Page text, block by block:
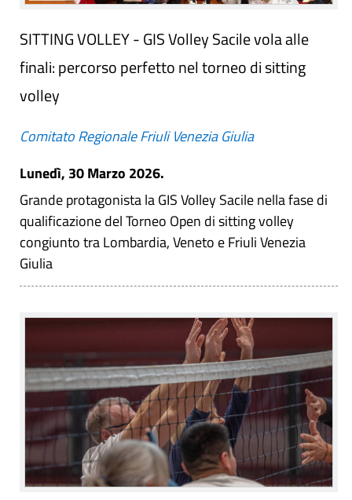
SITTING VOLLEY - GIS Volley Sacile vola alle
finali: percorso perfetto nel torneo di sitting
volley
Comitato Regionale Friuli Venezia Giulia
Lunedì, 30 Marzo 2026.
Grande protagonista la GIS Volley Sacile nella fase di
qualificazione del Torneo Open di sitting volley
congiunto tra Lombardia, Veneto e Friuli Venezia
Giulia